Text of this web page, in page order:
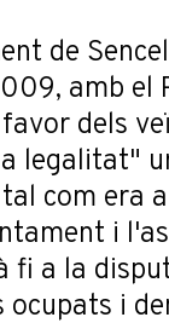
de
amb el
dels
legalitat"
com era
i
fi a la
ocupats i